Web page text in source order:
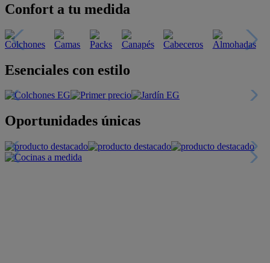
Confort a tu medida
Esenciales con estilo
Oportunidades únicas